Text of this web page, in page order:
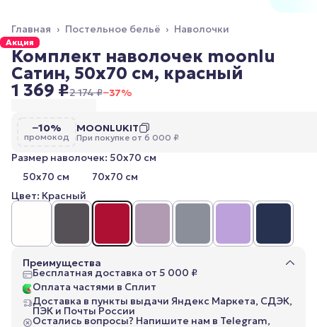
Наволочки
Постельное бельё ›
Главная ›
Акция
Комплект наволочек moonlu
Сатин, 50x70 см, красный
1 369 ₽2 174 ₽−37%
−10%
промокод
MOONLUKIT
При покупке от 6 000 ₽
Размер наволочек: 50x70 см
50x70 см
70x70 см
Цвет: Красный
Преимущества
Бесплатная доставка от 5 000 ₽
Оплата частями в Сплит
Доставка в пункты выдачи Яндекс Маркета, СДЭК,
ПЭК и Почты России
Остались вопросы? Напишите нам в Telegram,